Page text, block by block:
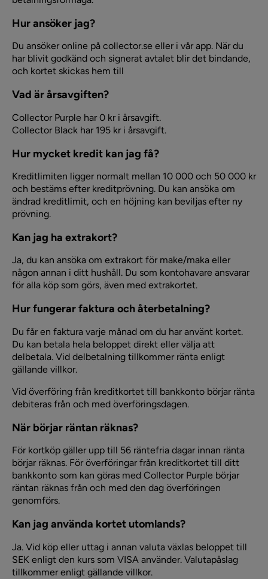
Hur ansöker jag?
Du ansöker online på collector.se eller i vår app. När du
har blivit godkänd och signerat avtalet blir det bindande,
och kortet skickas hem till
Vad är årsavgiften?
Collector Purple har 0 kr i årsavgift.
Collector Black har 195 kr i årsavgift.
Hur mycket kredit kan jag få?
Kreditlimiten ligger normalt mellan 10 000 och 50 000 kr
och bestäms efter kreditprövning. Du kan ansöka om
ändrad kreditlimit, och en höjning kan beviljas efter ny
prövning.
Kan jag ha extrakort?
Ja, du kan ansöka om extrakort för make/maka eller
någon annan i ditt hushåll. Du som kontohavare ansvarar
för alla köp som görs, även med extrakortet.
Hur fungerar faktura och återbetalning?
Du får en faktura varje månad om du har använt kortet.
Du kan betala hela beloppet direkt eller välja att
delbetala. Vid delbetalning tillkommer ränta enligt
gällande villkor.
Vid överföring från kreditkortet till bankkonto börjar ränta
debiteras från och med överföringsdagen.
När börjar räntan räknas?
För kortköp gäller upp till 56 räntefria dagar innan ränta
börjar räknas. För överföringar från kreditkortet till ditt
bankkonto som kan göras med Collector Purple börjar
räntan räknas från och med den dag överföringen
genomförs.
Kan jag använda kortet utomlands?
Ja. Vid köp eller uttag i annan valuta växlas beloppet till
SEK enligt den kurs som VISA använder. Valutapåslag
tillkommer enligt gällande villkor.